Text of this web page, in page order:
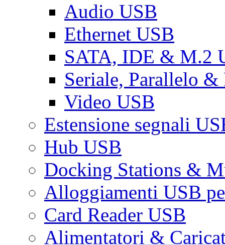
Audio USB
Ethernet USB
SATA, IDE & M.2
Seriale, Parallelo &
Video USB
Estensione segnali
Hub USB
Docking Stations &
Alloggiamenti USB
Card Reader USB
Alimentatori &